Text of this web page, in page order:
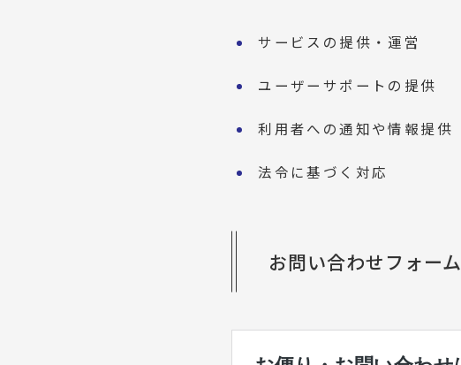
サービスの提供・運営
ユーザーサポートの提供
利用者への通知や情報提供
法令に基づく対応
お問い合わせフォーム